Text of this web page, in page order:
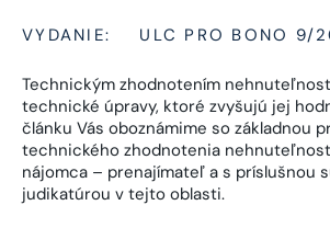
VYDANIE: ULC PRO BONO 9/
Technickým zhodnotením
technické úpravy, ktoré zvyšujú jej
článku Vás oboznámime so základnou
technického zhodnotenia
nájomca – prenajímateľ a s príslušnou
judikatúrou v tejto oblasti.